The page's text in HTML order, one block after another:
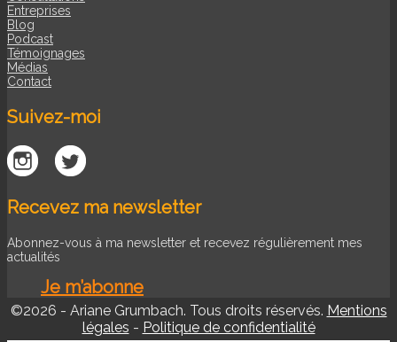
Entreprises
Blog
Podcast
Témoignages
Médias
Contact
Suivez-moi
Recevez ma newsletter
Abonnez-vous à ma newsletter et recevez régulièrement mes
actualités
Je m’abonne
©2026 - Ariane Grumbach. Tous droits réservés. Mentions
légales - Politique de confidentialité